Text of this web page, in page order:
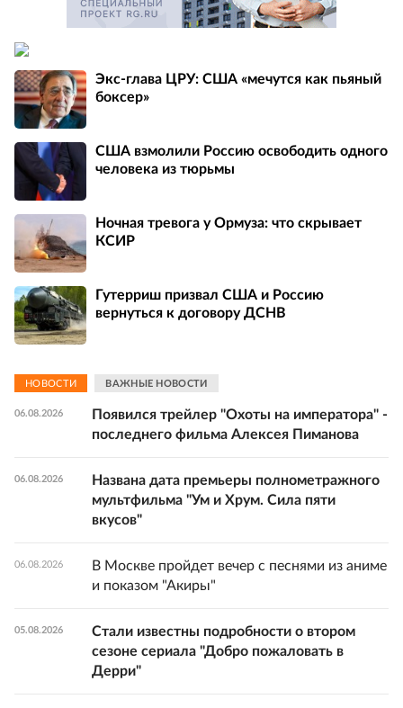
Экс-глава ЦРУ: США «мечутся как пьяный
боксер»
США взмолили Россию освободить одного
человека из тюрьмы
Ночная тревога у Ормуза: что скрывает
КСИР
Гутерриш призвал США и Россию
вернуться к договору ДСНВ
НОВОСТИ ВАЖНЫЕ НОВОСТИ
06.08.2026
Появился трейлер "Охоты на императора" -
последнего фильма Алексея Пиманова
06.08.2026
Названа дата премьеры полнометражного
мультфильма "Ум и Хрум. Сила пяти
вкусов"
06.08.2026
В Москве пройдет вечер с песнями из аниме
и показом "Акиры"
05.08.2026
Стали известны подробности о втором
сезоне сериала "Добро пожаловать в
Дерри"